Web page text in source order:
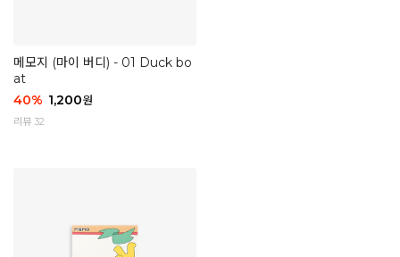
메모지 (마이 버디) - 01 Duck bo
at
40% 1,200원
리뷰 32